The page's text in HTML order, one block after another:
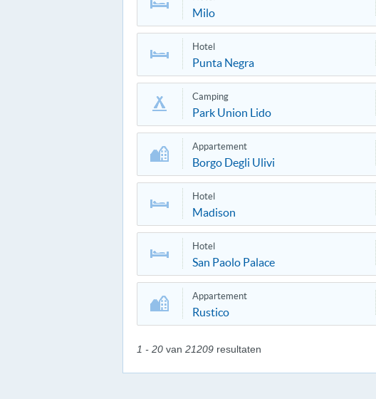
Milo
Hotel
Punta Negra
Camping
Park Union Lido
Appartement
Borgo Degli Ulivi
Hotel
Madison
Hotel
San Paolo Palace
Appartement
Rustico
1 - 20 van 21209 resultaten